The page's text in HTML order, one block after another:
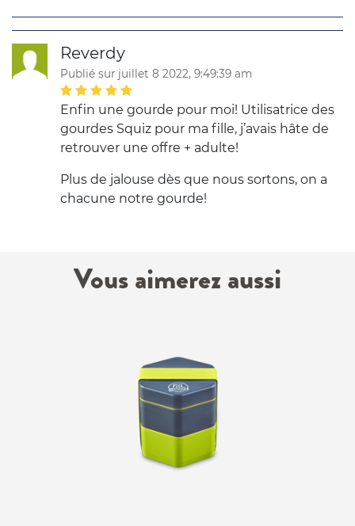
Reverdy
Publié sur juillet 8 2022, 9:49:39 am
Enfin une gourde pour moi! Utilisatrice des
gourdes Squiz pour ma fille, j’avais hâte de
retrouver une offre + adulte!
Plus de jalouse dès que nous sortons, on a
chacune notre gourde!
Vous aimerez aussi